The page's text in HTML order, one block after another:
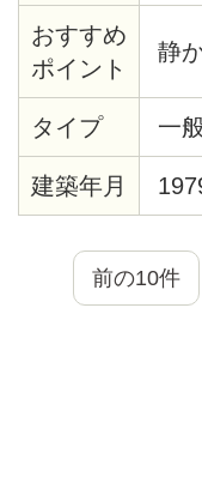
おすすめ
ポイント
静
タイプ 一
建築年月
前の10件